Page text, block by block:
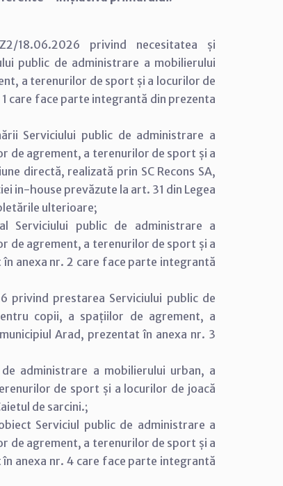
18.06.2026 privind necesitatea și
public de administrare a mobilierului
a terenurilor de sport și a locurilor de
care face parte integrantă din prezenta
Serviciului public de administrare a
de agrement, a terenurilor de sport și a
directă, realizată prin SC Recons SA,
in-house prevăzute la art. 31 din Legea
ulterioare;
Serviciului public de administrare a
de agrement, a terenurilor de sport și a
anexa nr. 2 care face parte integrantă
privind prestarea Serviciului public de
copii, a spațiilor de agrement, a
Arad, prezentat în anexa nr. 3
administrare a mobilierului urban, a
de sport și a locurilor de joacă
de sarcini.;
Serviciul public de administrare a
de agrement, a terenurilor de sport și a
anexa nr. 4 care face parte integrantă